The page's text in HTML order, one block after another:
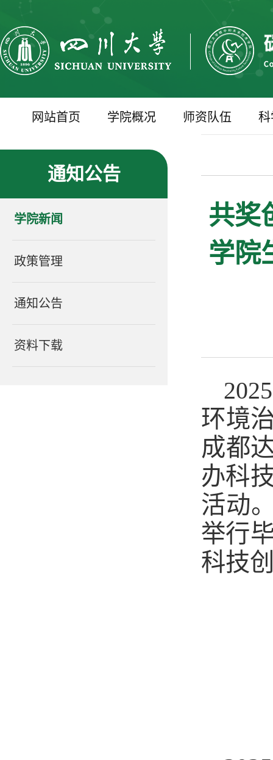
网站首页 学院概况 师资队伍 科
通知公告
学院新闻
政策管理
通知公告
资料下载
共奖
学院
环境
成都
办科
活动
举行
科技